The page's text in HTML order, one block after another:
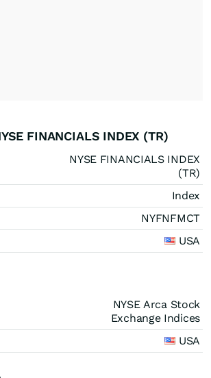
FINANCIALS INDEX (TR)
NYSE FINANCIALS INDEX
(TR)
Index
NYFNFMCT
USA
NYSE Arca Stock
Exchange Indices
USA